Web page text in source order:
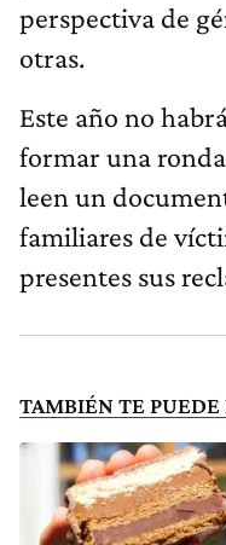
perspectiva de
otras.
Este año no
formar una
leen un
familiares de
presentes sus
TAMBIÉN TE PUEDE